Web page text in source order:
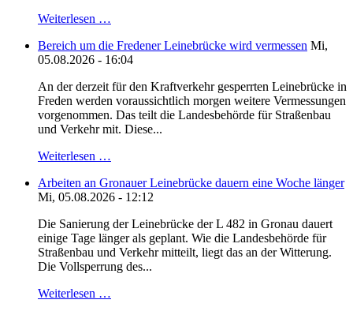
Weiterlesen …
Bereich um die Fredener Leinebrücke wird vermessen Mi,
05.08.2026 - 16:04
An der derzeit für den Kraftverkehr gesperrten Leinebrücke in
Freden werden voraussichtlich morgen weitere Vermessungen
vorgenommen. Das teilt die Landesbehörde für Straßenbau
und Verkehr mit. Diese...
Weiterlesen …
Arbeiten an Gronauer Leinebrücke dauern eine Woche länger
Mi, 05.08.2026 - 12:12
Die Sanierung der Leinebrücke der L 482 in Gronau dauert
einige Tage länger als geplant. Wie die Landesbehörde für
Straßenbau und Verkehr mitteilt, liegt das an der Witterung.
Die Vollsperrung des...
Weiterlesen …